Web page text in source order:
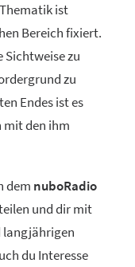
ist
Bereich fixiert.
Sichtweise zu
zu
Endes ist es
mit den ihm
dem nuboRadio
und dir mit
langjährigen
du Interesse